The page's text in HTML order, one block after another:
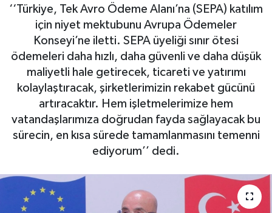
‘‘Türkiye, Tek Avro Ödeme Alanı’na (SEPA) katılım
için niyet mektubunu Avrupa Ödemeler
Konseyi’ne iletti. SEPA üyeliği sınır ötesi
ödemeleri daha hızlı, daha güvenli ve daha düşük
maliyetli hale getirecek, ticareti ve yatırımı
kolaylaştıracak, şirketlerimizin rekabet gücünü
artıracaktır. Hem işletmelerimize hem
vatandaşlarımıza doğrudan fayda sağlayacak bu
sürecin, en kısa sürede tamamlanmasını temenni
ediyorum’’ dedi.
MAGAZİN
OTO DETAY
SAĞLIK
SON DAKİKA
SPOR
Haber Arşivi